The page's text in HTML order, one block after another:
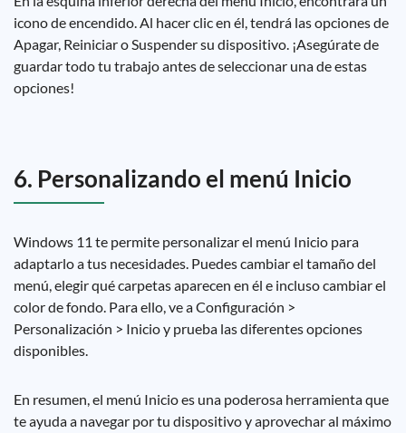
icono de encendido. Al hacer clic en él, tendrá las opciones de
Apagar, Reiniciar o Suspender su dispositivo. ¡Asegúrate de
guardar todo tu trabajo antes de seleccionar una de estas
opciones!
6. Personalizando el menú Inicio
Windows 11 te permite personalizar el menú Inicio para
adaptarlo a tus necesidades. Puedes cambiar el tamaño del
menú, elegir qué carpetas aparecen en él e incluso cambiar el
color de fondo. Para ello, ve a Configuración >
Personalización > Inicio y prueba las diferentes opciones
disponibles.
En resumen, el menú Inicio es una poderosa herramienta que
te ayuda a navegar por tu dispositivo y aprovechar al máximo